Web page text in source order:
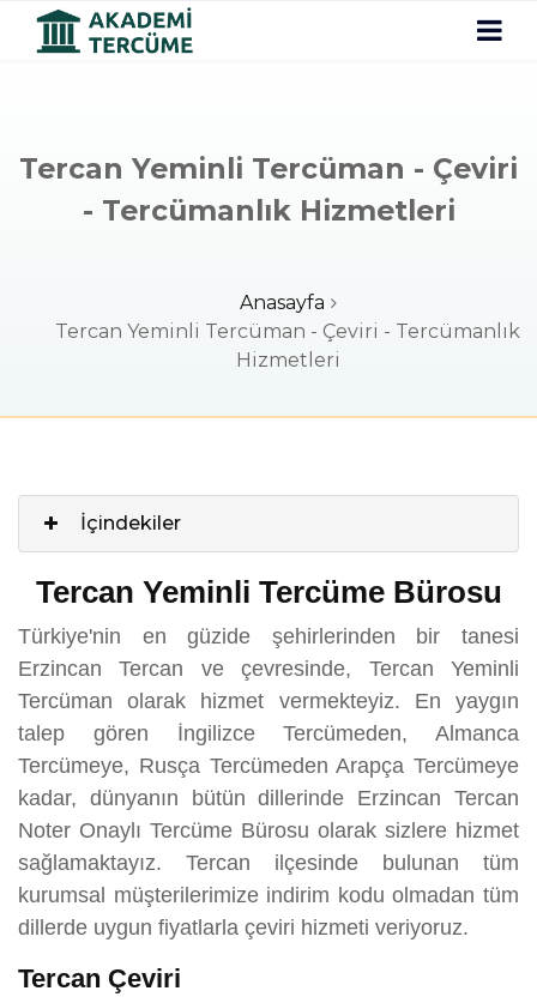
Tercan Yeminli Tercüman - Çeviri
- Tercümanlık Hizmetleri
Anasayfa
Tercan Yeminli Tercüman - Çeviri - Tercümanlık
Hizmetleri
İçindekiler
Tercan Yeminli Tercüme Bürosu
Türkiye'nin en güzide şehirlerinden bir tanesi
Erzincan Tercan ve çevresinde, Tercan Yeminli
Tercüman olarak hizmet vermekteyiz. En yaygın
talep gören İngilizce Tercümeden, Almanca
Tercümeye, Rusça Tercümeden Arapça Tercümeye
kadar, dünyanın bütün dillerinde Erzincan Tercan
Noter Onaylı Tercüme Bürosu olarak sizlere hizmet
sağlamaktayız. Tercan ilçesinde bulunan tüm
kurumsal müşterilerimize indirim kodu olmadan tüm
dillerde uygun fiyatlarla çeviri hizmeti veriyoruz.
Tercan Çeviri